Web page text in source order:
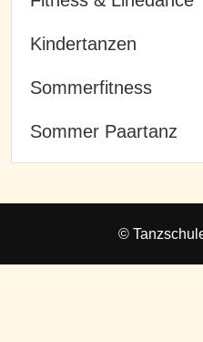
Kindertanzen
Sommerfitness
Sommer Paartanz
©